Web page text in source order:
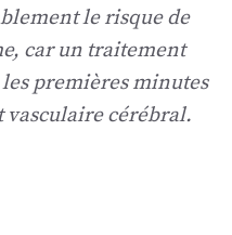
le risque de
car un traitement
premières minutes
cérébral.